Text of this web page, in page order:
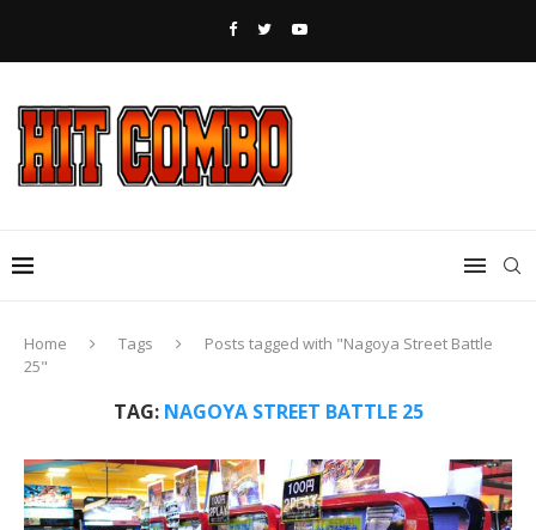
Home Tags
Posts tagged with "Nagoya Street Battle
25"
TAG: NAGOYA STREET BATTLE 25